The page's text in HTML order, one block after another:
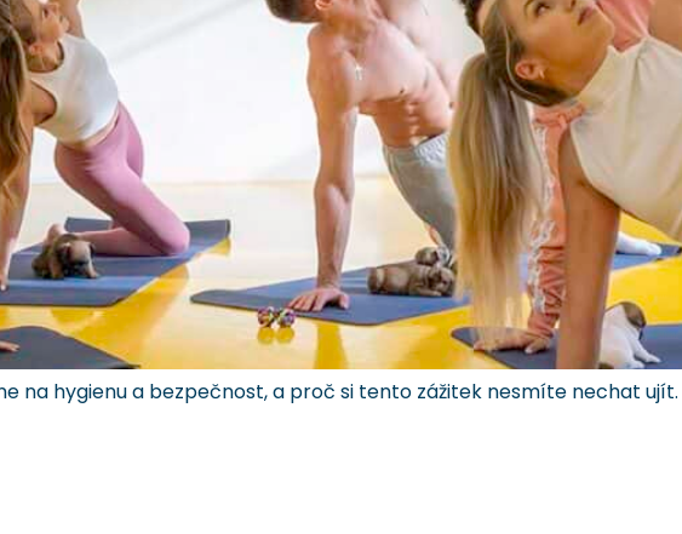
na hygienu a bezpečnost, a proč si tento zážitek nesmíte nechat ujít.